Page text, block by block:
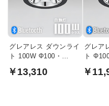
グレアレス ダウンライ
ト 100W Φ100・
￥13,310
グレア
ト
￥